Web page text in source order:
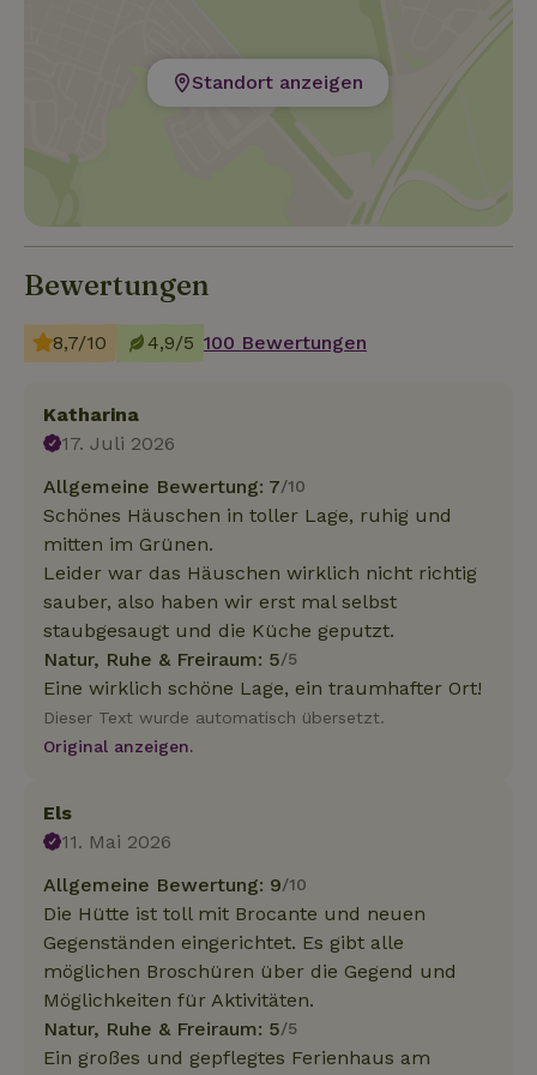
Standort anzeigen
Bewertungen
8,7/10 4,9/5 100 Bewertungen
Katharina
17. Juli 2026
Allgemeine Bewertung: 7/10
Schönes Häuschen in toller Lage, ruhig und
mitten im Grünen.
Leider war das Häuschen wirklich nicht richtig
sauber, also haben wir erst mal selbst
staubgesaugt und die Küche geputzt.
Natur, Ruhe & Freiraum: 5/5
Eine wirklich schöne Lage, ein traumhafter Ort!
Dieser Text wurde automatisch übersetzt.
Original anzeigen.
Els
11. Mai 2026
Allgemeine Bewertung: 9/10
Die Hütte ist toll mit Brocante und neuen
Gegenständen eingerichtet. Es gibt alle
möglichen Broschüren über die Gegend und
Möglichkeiten für Aktivitäten.
Natur, Ruhe & Freiraum: 5/5
Ein großes und gepflegtes Ferienhaus am